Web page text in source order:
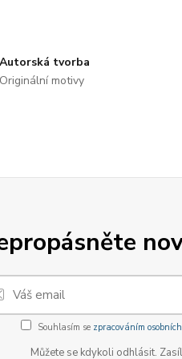
tvorba
motivy
Souhlasím se zpracováním
Můžete se kdykoli odhlásit.